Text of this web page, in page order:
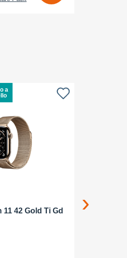
a
11 42 Gold Ti Gd